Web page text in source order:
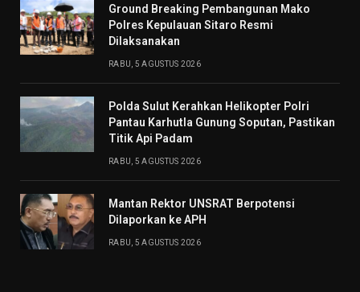
Ground Breaking Pembangunan Mako
Polres Kepulauan Sitaro Resmi
Dilaksanakan
RABU, 5 AGUSTUS 2026
Polda Sulut Kerahkan Helikopter Polri
Pantau Karhutla Gunung Soputan, Pastikan
Titik Api Padam
RABU, 5 AGUSTUS 2026
Mantan Rektor UNSRAT Berpotensi
Dilaporkan ke APH
RABU, 5 AGUSTUS 2026